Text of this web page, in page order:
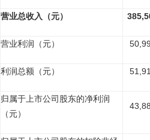
营业总收入（元）
营业利润（元）
利润总额（元）
归属于上市公司股东的净利润
（元）